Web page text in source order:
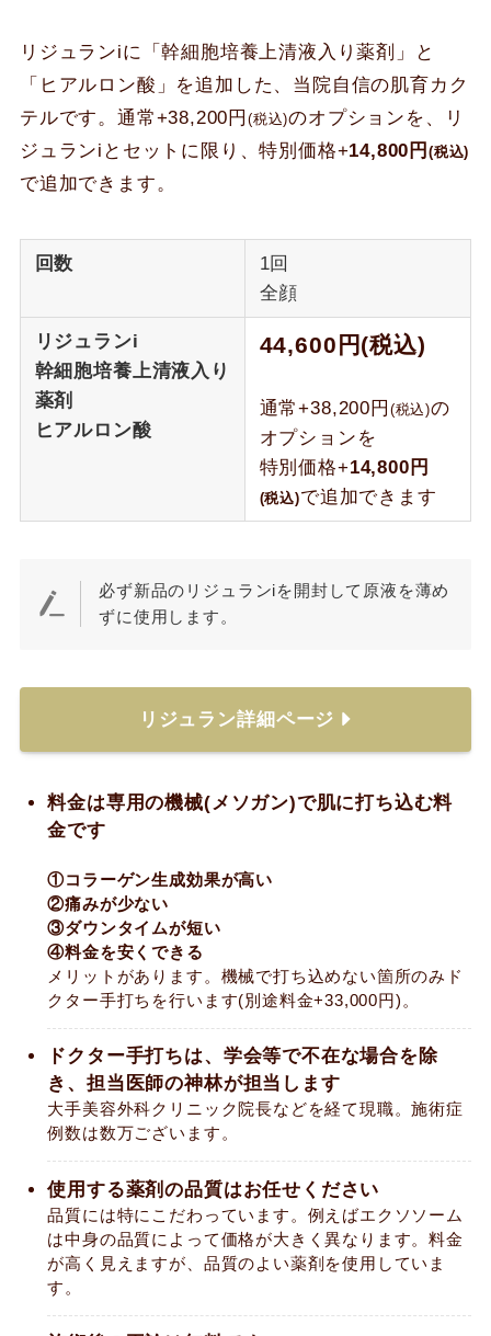
リジュランiに「幹細胞培養上清液入り薬剤」と
「ヒアルロン酸」を追加した、当院自信の肌育カク
テルです。通常+38,200円(税込)のオプションを、リ
ジュランiとセットに限り、特別価格+14,800円(税込)
で追加できます。
回数
1回
全顔
リジュランi
幹細胞培養上清液入り
薬剤
ヒアルロン酸
44,600円(税込)
通常+38,200円 (税込)の
オプションを
特別価格+14,800円
(税込)で追加できます
必ず新品のリジュランiを開封して原液を薄め
ずに使用します。
リジュラン詳細ページ
料金は専用の機械(メソガン)で肌に打ち込む料
金です
①コラーゲン生成効果が高い
②痛みが少ない
③ダウンタイムが短い
④料金を安くできる
メリットがあります。機械で打ち込めない箇所のみド
クター手打ちを行います(別途料金+33,000円)。
ドクター手打ちは、学会等で不在な場合を除
き、担当医師の神林が担当します
大手美容外科クリニック院長などを経て現職。施術症
例数は数万ございます。
使用する薬剤の品質はお任せください
品質には特にこだわっています。例えばエクソソーム
は中身の品質によって価格が大きく異なります。料金
が高く見えますが、品質のよい薬剤を使用していま
す。